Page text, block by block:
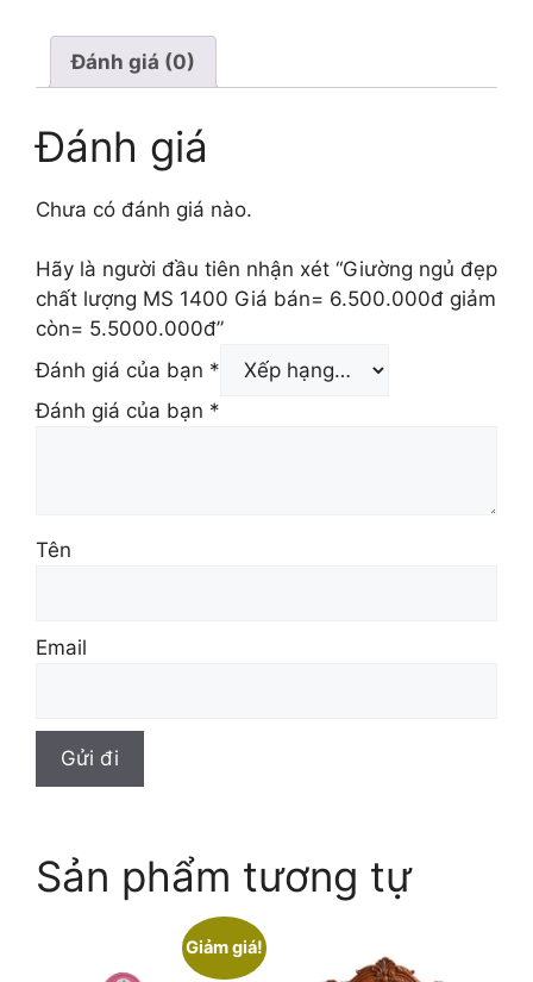
Đánh giá (0)
Đánh giá
Chưa có đánh giá nào.
Hãy là người đầu tiên nhận xét “Giường ngủ đẹp
chất lượng MS 1400 Giá bán= 6.500.000đ giảm
còn= 5.5000.000đ”
Đánh giá của bạn *
Đánh giá của bạn *
Tên
Email
Sản phẩm tương tự
Giảm giá!